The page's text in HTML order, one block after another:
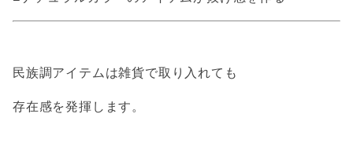
民族調アイテムは雑貨で取り入れても
存在感を発揮します。